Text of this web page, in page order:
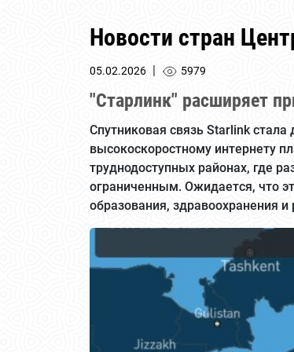
Новости стран
05.02.2026 | 5979
"Старлинк" расширяет
Спутниковая связь Starlink
высокоскоростному интернету
труднодоступных районах, где
ограниченным. Ожидается, что
образования, здравоохранения